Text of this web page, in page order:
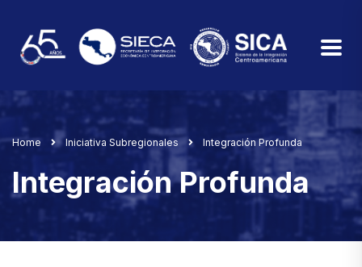
Home Iniciativa Subregionales Integración Profunda
Integración Profunda